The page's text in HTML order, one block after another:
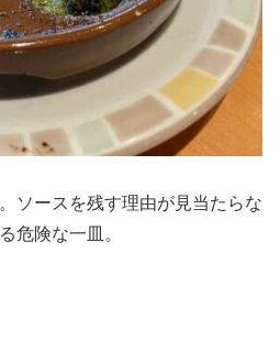
ソースを残す理由が見当たらな
危険な一皿。